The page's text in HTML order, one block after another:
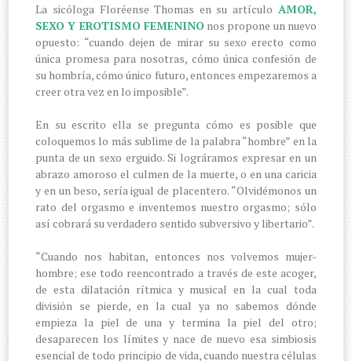
La sicóloga Floréense Thomas en su artículo AMOR,
SEXO Y EROTISMO FEMENINOnos propone un nuevo
opuesto: “cuando dejen de mirar su sexo erecto como
única promesa para nosotras, cómo única confesión de
su hombría, cómo único futuro, entonces empezaremos a
creer otra vez en lo imposible”.
En su escrito ella se pregunta cómo es posible que
coloquemos lo más sublime de la palabra “hombre” en la
punta de un sexo erguido. Si lográramos expresar en un
abrazo amoroso el culmen de la muerte, o en una caricia
y en un beso, sería igual de placentero. “Olvidémonos un
rato del orgasmo e inventemos nuestro orgasmo; sólo
así cobrará su verdadero sentido subversivo y libertario”.
“Cuando nos habitan, entonces nos volvemos mujer-
hombre; ese todo reencontrado a través de este acoger,
de esta dilatación rítmica y musical en la cual toda
división se pierde, en la cual ya no sabemos dónde
empieza la piel de una y termina la piel del otro;
desaparecen los límites y nace de nuevo esa simbiosis
esencial de todo principio de vida, cuando nuestra células